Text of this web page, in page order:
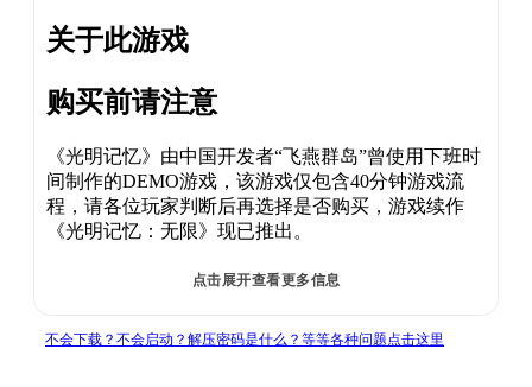
关于此游戏
购买前请注意
《光明记忆》由中国开发者“飞燕群岛”曾使用下班时
间制作的DEMO游戏，该游戏仅包含40分钟游戏流
程，请各位玩家判断后再选择是否购买，游戏续作
《光明记忆：无限》现已推出。
点击展开查看更多信息
不会下载？不会启动？解压密码是什么？等等各种问题点击这里